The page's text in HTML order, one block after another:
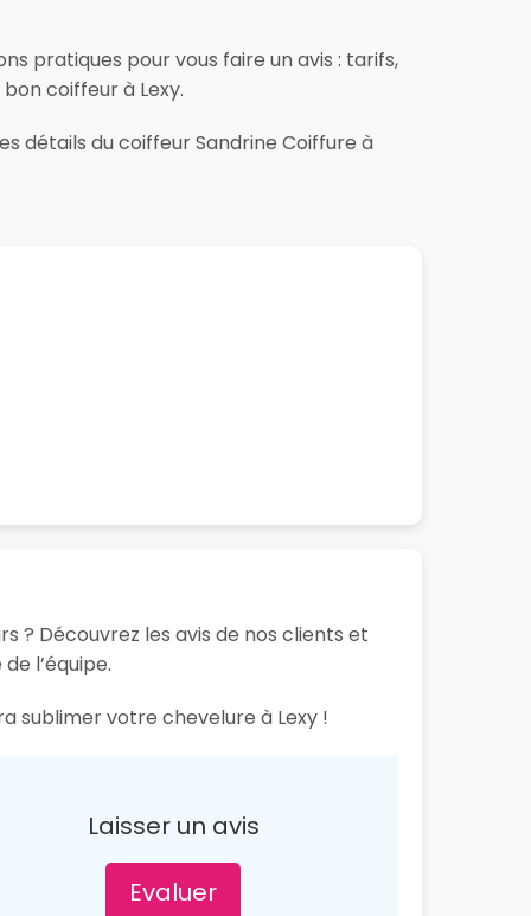
pratiques pour vous faire un avis : tarifs,
coiffeur à Lexy.
détails du coiffeur Sandrine Coiffure à
? Découvrez les avis de nos clients et
l’équipe.
sublimer votre chevelure à Lexy !
Laisser un avis
Evaluer